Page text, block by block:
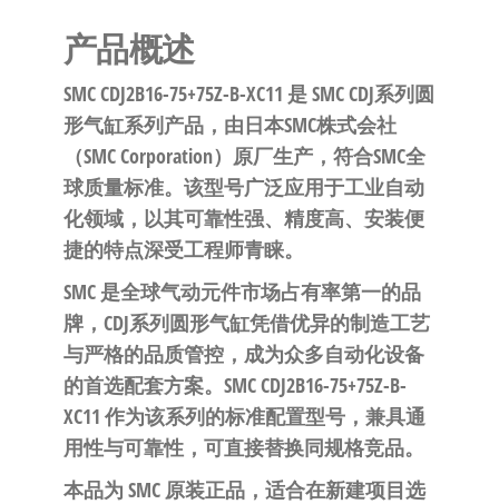
产品概述
SMCCDJ2B16-75+75Z-B-XC11 是 SMCCDJ系列圆
形气缸系列产品，由日本SMC株式会社
（SMC Corporation）原厂生产，符合SMC全
球质量标准。该型号广泛应用于工业自动
化领域，以其可靠性强、精度高、安装便
捷的特点深受工程师青睐。
SMC 是全球气动元件市场占有率第一的品
牌，CDJ系列圆形气缸凭借优异的制造工艺
与严格的品质管控，成为众多自动化设备
的首选配套方案。SMC CDJ2B16-75+75Z-B-
XC11 作为该系列的标准配置型号，兼具通
用性与可靠性，可直接替换同规格竞品。
本品为 SMC 原装正品，适合在新建项目选